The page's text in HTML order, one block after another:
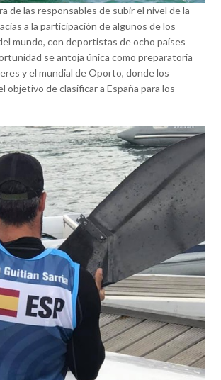
de las responsables de subir el nivel de la
a la participación de algunos de los
mundo, con deportistas de ocho países
se antoja única como preparatoria
y el mundial de Oporto, donde los
objetivo de clasificar a España para los